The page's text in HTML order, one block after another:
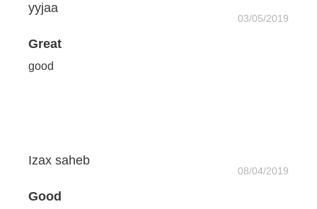
yyjaa
03/05/2019
Great
good
Izax saheb
08/04/2019
Good